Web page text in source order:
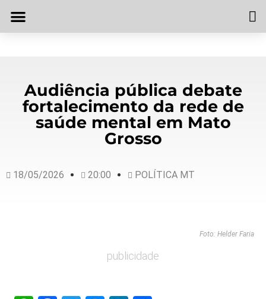
Audiência pública debate
fortalecimento da rede de
saúde mental em Mato
Grosso
18/05/2026 20:00 POLÍTICA MT
Foto: Helder Faria
publicidade